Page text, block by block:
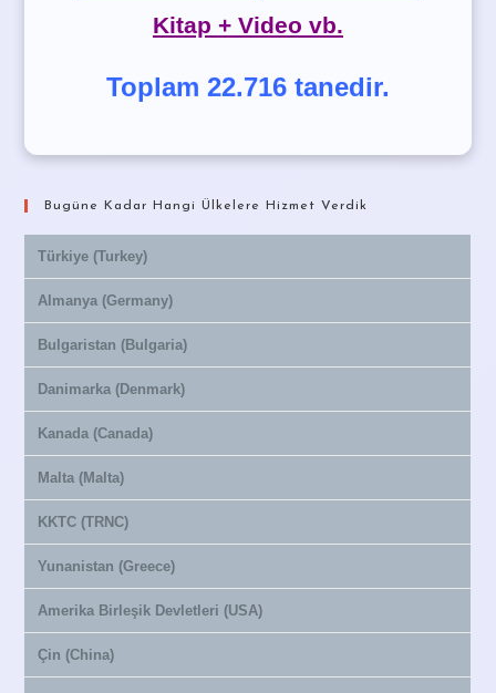
Kitap + Video vb.
Toplam 22.716 tanedir.
Bugüne Kadar Hangi Ülkelere Hizmet Verdik
Türkiye (Turkey)
Almanya (Germany)
Bulgaristan (Bulgaria)
Danimarka (Denmark)
Kanada (Canada)
Malta (Malta)
KKTC (TRNC)
Yunanistan (Greece)
Amerika Birleşik Devletleri (USA)
Çin (China)